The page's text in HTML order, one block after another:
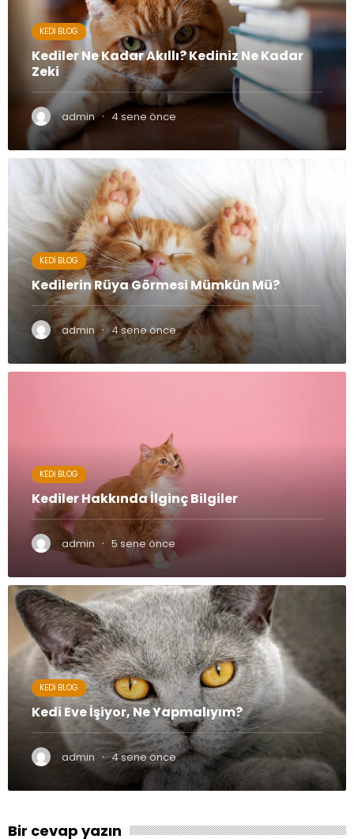
KEDI BLOG
Kediler Ne Kadar Akıllı? Kediniz Ne Kadar
Zeki
admin · 4 sene önce
KEDI BLOG
Kedilerin Rüya Görmesi Mümkün Mü?
admin · 4 sene önce
KEDI BLOG
Kediler Hakkında İlginç Bilgiler
admin · 5 sene önce
KEDI BLOG
Kedi Eve İşiyor, Ne Yapmalıyım?
admin · 4 sene önce
Bir cevap yazın